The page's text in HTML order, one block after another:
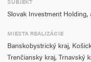
technologického rozvoja a
tohto projektu podporia
vstupovania na trh so
vrátane poznatkovo
Slovak Investment Holding,
MIESTA REALIZÁCIE
Banskobystrický kraj,
Trenčiansky kraj, Trnavský